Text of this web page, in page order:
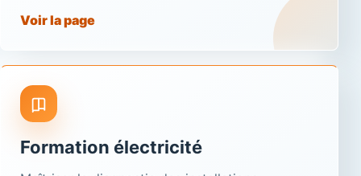
Voir la page
Formation électricité